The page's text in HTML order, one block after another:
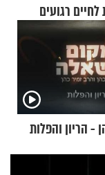
רגועים
- הריון והפלות